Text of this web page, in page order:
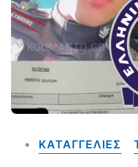
ΚΑΤΑΓΓΕΛΙΕΣ